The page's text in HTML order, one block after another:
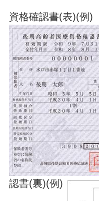
資格確認書(表)(
認書(裏)(例)